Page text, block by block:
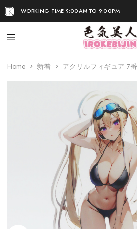
WORKING TIME 9:00AM TO 9:00PM
Home 新着 アクリルフィギュア 7番